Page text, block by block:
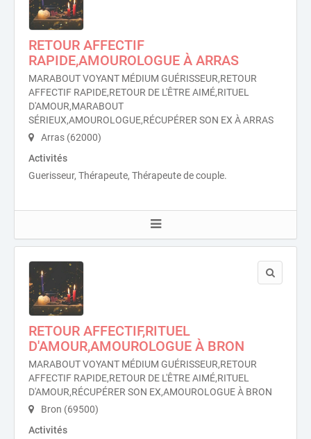
RETOUR AFFECTIF
RAPIDE,AMOUROLOGUE À ARRAS
MARABOUT VOYANT MÉDIUM GUÉRISSEUR,RETOUR
AFFECTIF RAPIDE,RETOUR DE L'ÊTRE AIMÉ,RITUEL
D'AMOUR,MARABOUT
SÉRIEUX,AMOUROLOGUE,RÉCUPÉRER SON EX À ARRAS
Arras (62000)
Activités
Guerisseur, Thérapeute, Thérapeute de couple.
RETOUR AFFECTIF,RITUEL
D'AMOUR,AMOUROLOGUE À BRON
MARABOUT VOYANT MÉDIUM GUÉRISSEUR,RETOUR
AFFECTIF RAPIDE,RETOUR DE L'ÊTRE AIMÉ,RITUEL
D'AMOUR,RÉCUPÉRER SON EX,AMOUROLOGUE À BRON
Bron (69500)
Activités